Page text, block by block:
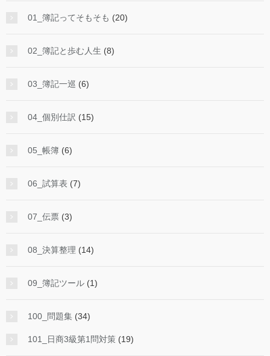
01_簿記ってそもそも (20)
02_簿記と歩む人生 (8)
03_簿記一巡 (6)
04_個別仕訳 (15)
05_帳簿 (6)
06_試算表 (7)
07_伝票 (3)
08_決算整理 (14)
09_簿記ツール (1)
100_問題集 (34)
101_日商3級第1問対策 (19)